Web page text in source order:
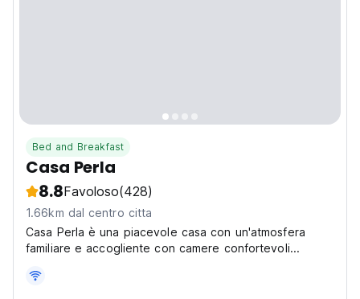
Bed and Breakfast
Casa Perla
8.8Favoloso(428)
1.66km dal centro citta
Casa Perla è una piacevole casa con un'atmosfera
familiare e accogliente con camere confortevoli...